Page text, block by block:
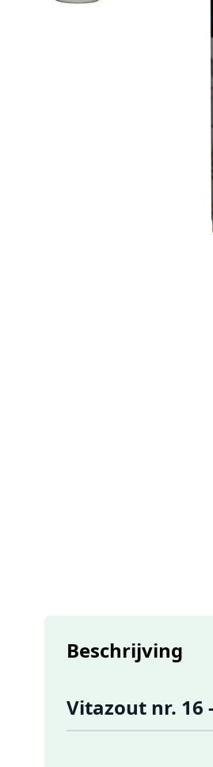
Beschrijving
Vitazout nr.